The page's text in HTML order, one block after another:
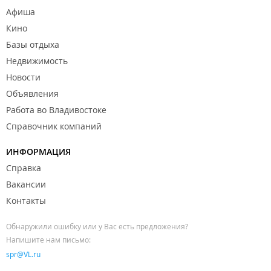
Афиша
Кино
Базы отдыха
Недвижимость
Новости
Объявления
Работа во Владивостоке
Справочник компаний
ИНФОРМАЦИЯ
Справка
Вакансии
Контакты
Обнаружили ошибку или у Вас есть предложения?
Напишите нам письмо:
spr@VL.ru